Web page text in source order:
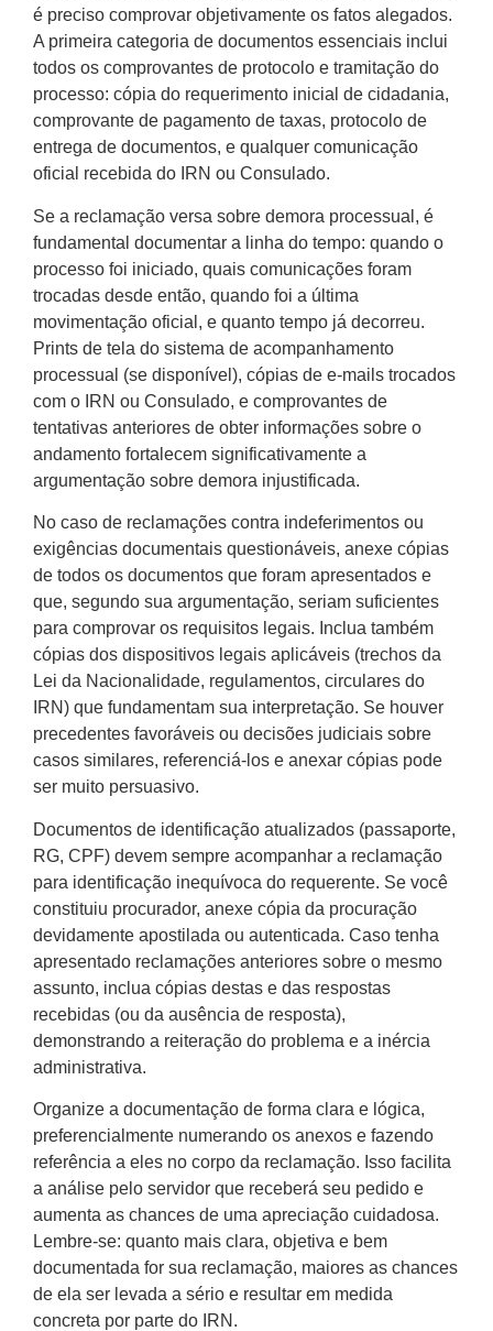
é preciso comprovar objetivamente os fatos alegados.
A primeira categoria de documentos essenciais inclui
todos os comprovantes de protocolo e tramitação do
processo: cópia do requerimento inicial de cidadania,
comprovante de pagamento de taxas, protocolo de
entrega de documentos, e qualquer comunicação
oficial recebida do IRN ou Consulado.
Se a reclamação versa sobre demora processual, é
fundamental documentar a linha do tempo: quando o
processo foi iniciado, quais comunicações foram
trocadas desde então, quando foi a última
movimentação oficial, e quanto tempo já decorreu.
Prints de tela do sistema de acompanhamento
processual (se disponível), cópias de e-mails trocados
com o IRN ou Consulado, e comprovantes de
tentativas anteriores de obter informações sobre o
andamento fortalecem significativamente a
argumentação sobre demora injustificada.
No caso de reclamações contra indeferimentos ou
exigências documentais questionáveis, anexe cópias
de todos os documentos que foram apresentados e
que, segundo sua argumentação, seriam suficientes
para comprovar os requisitos legais. Inclua também
cópias dos dispositivos legais aplicáveis (trechos da
Lei da Nacionalidade, regulamentos, circulares do
IRN) que fundamentam sua interpretação. Se houver
precedentes favoráveis ou decisões judiciais sobre
casos similares, referenciá-los e anexar cópias pode
ser muito persuasivo.
Documentos de identificação atualizados (passaporte,
RG, CPF) devem sempre acompanhar a reclamação
para identificação inequívoca do requerente. Se você
constituiu procurador, anexe cópia da procuração
devidamente apostilada ou autenticada. Caso tenha
apresentado reclamações anteriores sobre o mesmo
assunto, inclua cópias destas e das respostas
recebidas (ou da ausência de resposta),
demonstrando a reiteração do problema e a inércia
administrativa.
Organize a documentação de forma clara e lógica,
preferencialmente numerando os anexos e fazendo
referência a eles no corpo da reclamação. Isso facilita
a análise pelo servidor que receberá seu pedido e
aumenta as chances de uma apreciação cuidadosa.
Lembre-se: quanto mais clara, objetiva e bem
documentada for sua reclamação, maiores as chances
de ela ser levada a sério e resultar em medida
concreta por parte do IRN.